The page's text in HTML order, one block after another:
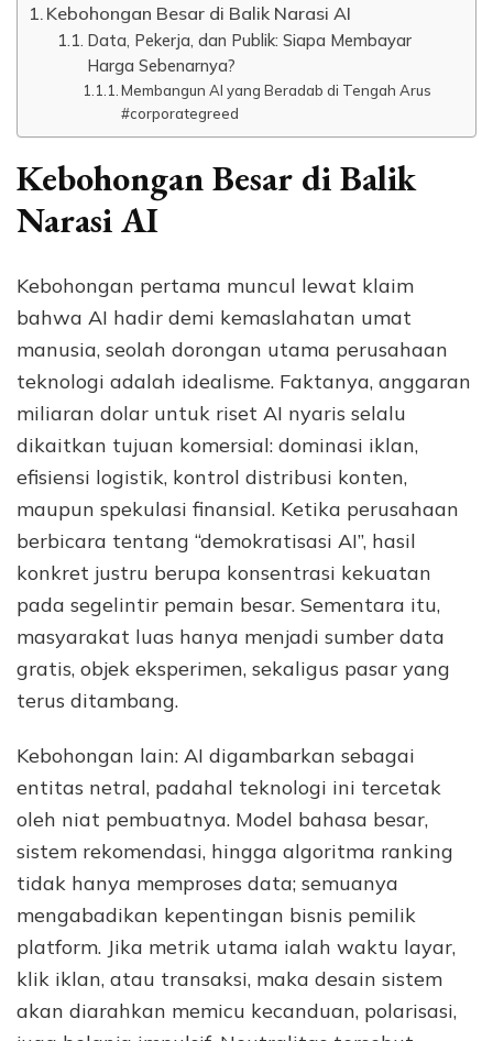
Kebohongan Besar di Balik Narasi AI
Data, Pekerja, dan Publik: Siapa Membayar
Harga Sebenarnya?
Membangun AI yang Beradab di Tengah Arus
#corporategreed
Kebohongan Besar di Balik
Narasi AI
Kebohongan pertama muncul lewat klaim
bahwa AI hadir demi kemaslahatan umat
manusia, seolah dorongan utama perusahaan
teknologi adalah idealisme. Faktanya, anggaran
miliaran dolar untuk riset AI nyaris selalu
dikaitkan tujuan komersial: dominasi iklan,
efisiensi logistik, kontrol distribusi konten,
maupun spekulasi finansial. Ketika perusahaan
berbicara tentang “demokratisasi AI”, hasil
konkret justru berupa konsentrasi kekuatan
pada segelintir pemain besar. Sementara itu,
masyarakat luas hanya menjadi sumber data
gratis, objek eksperimen, sekaligus pasar yang
terus ditambang.
Kebohongan lain: AI digambarkan sebagai
entitas netral, padahal teknologi ini tercetak
oleh niat pembuatnya. Model bahasa besar,
sistem rekomendasi, hingga algoritma ranking
tidak hanya memproses data; semuanya
mengabadikan kepentingan bisnis pemilik
platform. Jika metrik utama ialah waktu layar,
klik iklan, atau transaksi, maka desain sistem
akan diarahkan memicu kecanduan, polarisasi,